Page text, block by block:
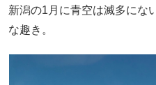
新潟の1月に青空は滅多にな
な趣き。